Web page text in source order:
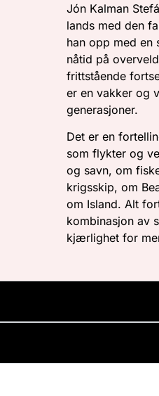
Jón Kalman
lands med den
han opp med en
nåtid på
frittstående
er en vakker og
generasjoner.
Det er en
som flykter og
og savn, om
krigsskip, om
om Island. Alt
kombinasjon av
kjærlighet for